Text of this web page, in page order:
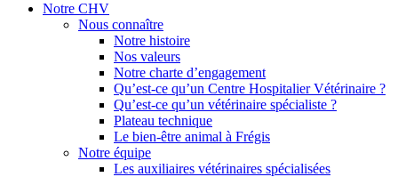
Notre CHV
Nous connaître
Notre histoire
Nos valeurs
Notre charte d’engagement
Qu’est-ce qu’un Centre Hospitalier Vétérinaire ?
Qu’est-ce qu’un vétérinaire spécialiste ?
Plateau technique
Le bien-être animal à Frégis
Notre équipe
Les auxiliaires vétérinaires spécialisées